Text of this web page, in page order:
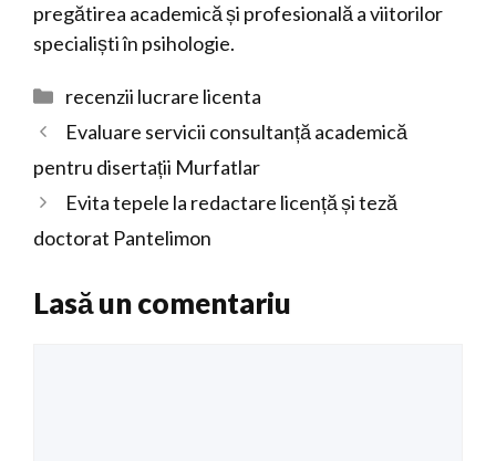
pregătirea academică și profesională a viitorilor
specialiști în psihologie.
Categorii
recenzii lucrare licenta
Evaluare servicii consultanță academică
pentru disertații Murfatlar
Evita tepele la redactare licență și teză
doctorat Pantelimon
Lasă un comentariu